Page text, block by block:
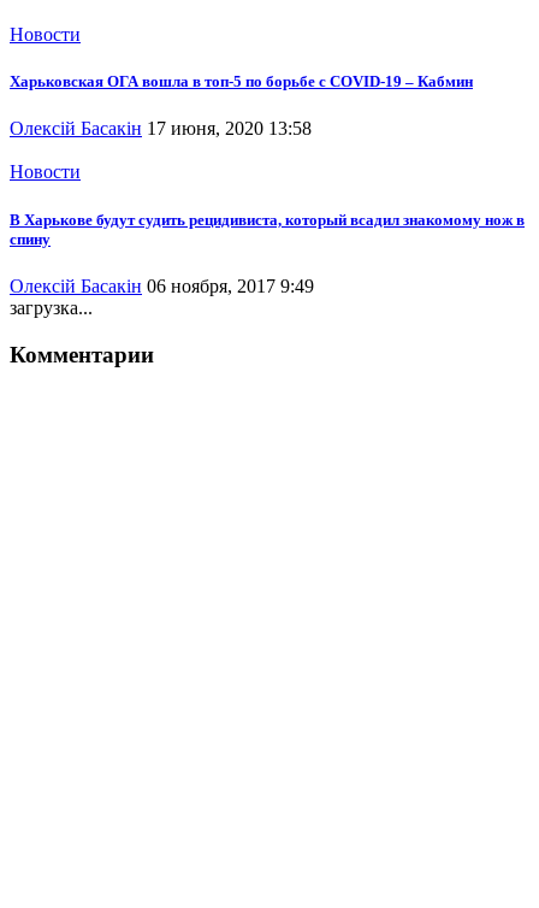
Новости
Харьковская ОГА вошла в топ-5 по борьбе с COVID-19 – Кабмин
Олексій Басакін 17 июня, 2020 13:58
Новости
В Харькове будут судить рецидивиста, который всадил знакомому нож в
спину
Олексій Басакін 06 ноября, 2017 9:49
загрузка...
Комментарии